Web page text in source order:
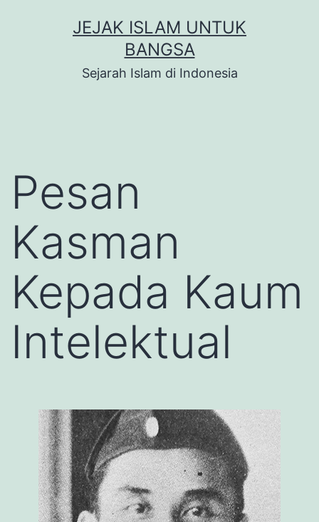
JEJAK ISLAM UNTUK
BANGSA
Sejarah Islam di Indonesia
Pesan
Kasman
Kepada Kaum
Intelektual